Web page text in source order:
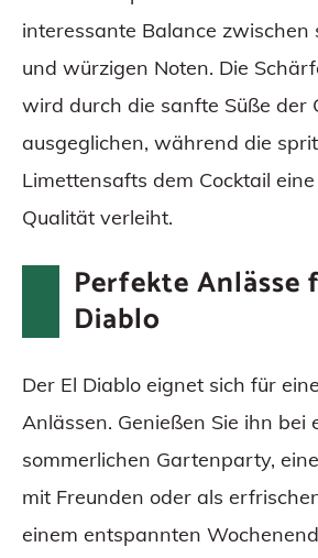
interessante Balance zwischen
und würzigen Noten. Die
wird durch die sanfte Süße der
ausgeglichen, während die
Limettensafts dem Cocktail
Qualität verleiht.
Perfekte Anlässe
Diablo
Der El Diablo eignet sich für
Anlässen. Genießen Sie ihn bei
sommerlichen Gartenparty,
mit Freunden oder als
einem entspannten